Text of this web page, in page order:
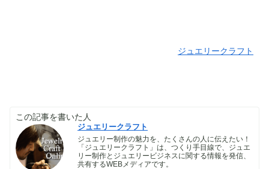
ジュエリークラフト
この記事を書いた人
ジュエリークラフト
ジュエリー制作の魅力を、たくさんの人に伝えたい！
「ジュエリークラフト」は、つくり手目線で、ジュエ
リー制作とジュエリービジネスに関する情報を発信、
共有するWEBメディアです。